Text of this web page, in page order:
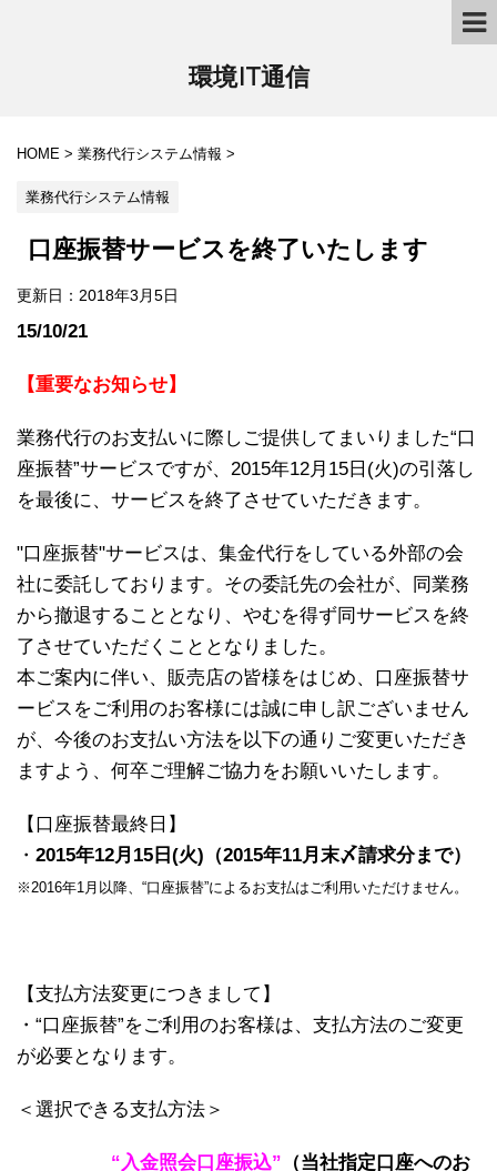
環境IT通信
HOME > 業務代行システム情報 >
業務代行システム情報
口座振替サービスを終了いたします
更新日： 2018年3月5日
15/10/21
【重要なお知らせ】
業務代行のお支払いに際しご提供してまいりました“口
座振替”サービスですが、2015年12月15日(火)の引落し
を最後に、サービスを終了させていただきます。
"口座振替"サービスは、集金代行をしている外部の会
社に委託しております。その委託先の会社が、同業務
から撤退することとなり、やむを得ず同サービスを終
了させていただくこととなりました。
本ご案内に伴い、販売店の皆様をはじめ、口座振替サ
ービスをご利用のお客様には誠に申し訳ございません
が、今後のお支払い方法を以下の通りご変更いただき
ますよう、何卒ご理解ご協力をお願いいたします。
【口座振替最終日】
・ 2015年12月15日(火)（2015年11月末〆請求分まで）
※2016年1月以降、“口座振替”によるお支払はご利用いただけません。
【支払方法変更につきまして】
・“口座振替”をご利用のお客様は、支払方法のご変更
が必要となります。
＜選択できる支払方法＞
“入金照会口座振込” （当社指定口座へのお